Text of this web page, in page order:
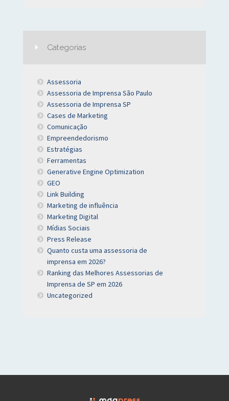
Categorias
Assessoria
Assessoria de Imprensa São Paulo
Assessoria de Imprensa SP
Cases de Marketing
Comunicação
Empreendedorismo
Estratégias
Ferramentas
Generative Engine Optimization
GEO
Link Building
Marketing de influência
Marketing Digital
Mídias Sociais
Press Release
Quanto custa uma assessoria de
imprensa em 2026?
Ranking das Melhores Assessorias de
Imprensa de SP em 2026
Uncategorized